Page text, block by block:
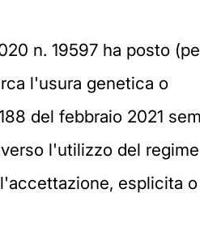
n. 19597 ha posto
l'usura genetica o
del febbraio 2021
l'utilizzo del
esplicita